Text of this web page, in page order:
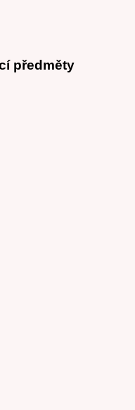
předměty